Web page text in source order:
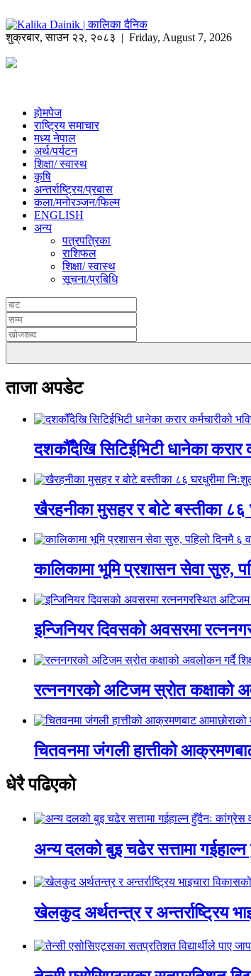
शुक्रबार,साउन २२, २०८३ | Friday, August 7, 2026
होमपेज
राष्ट्रिय समाचार
मध्य नेपाल
अर्थ/पर्यटन
शिक्षा/ स्वास्थ
कृषि
अन्तर्राष्ट्रिय/प्रबास
कला/मनोरञ्जन/फिल्म
ENGLISH
अन्य
पत्रपत्रिका
राशिफल
शिक्षा/ स्वास्थ
सूचना/प्रबिधि
ताजा अपडेट
दशकौँदेखि सिटिईभिटी धानेका करार
खैरहनीका मुसहर र बोटे बस्तीका ८६
कालिकामा भूमि प्रशासन सेवा सुरु,
इन्जिनियर दिवसको अवसरमा
रत्ननगरको अटिजम स्रोत कक्षाको
चितवनमा जंगली हात्तीको
धेरै पढिएको
अन्य दलको बुइ चढेर सत्तामा
खेलकुद अर्थतन्त्र र अन्तर्राष्ट्रिय